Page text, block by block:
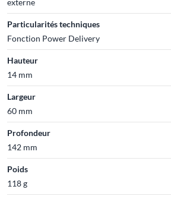
Particularités techniques
Fonction Power Delivery
Hauteur
14 mm
Largeur
60 mm
Profondeur
142 mm
Poids
118 g